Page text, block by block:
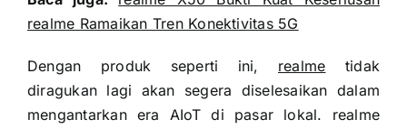
realme Ramaikan Tren Konektivitas 5G
Dengan produk seperti ini, realme tidak
diragukan lagi akan segera diselesaikan dalam
mengantarkan era AIoT di pasar lokal. realme